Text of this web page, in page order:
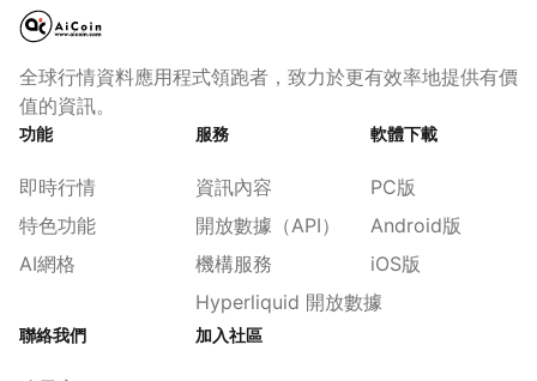
全球行情資料應用程式領跑者，致力於更有效率地提供有價
值的資訊。
功能
即時行情
特色功能
AI網格
服務
資訊內容
開放數據（API）
機構服務
Hyperliquid 開放數據
軟體下載
PC版
Android版
iOS版
聯絡我們 加入社區